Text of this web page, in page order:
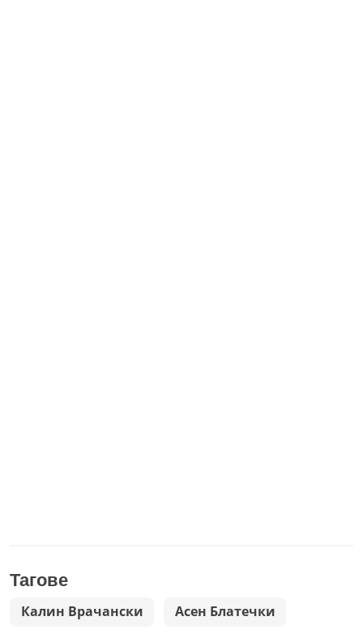
Тагове
Калин Врачански Асен Блатечки